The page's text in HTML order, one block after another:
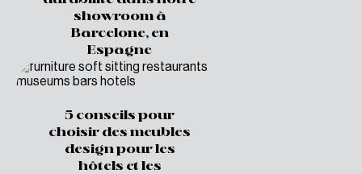
showroom à
Barcelone, en
Espagne
5 conseils pour
choisir des meubles
design pour les
hôtels et les